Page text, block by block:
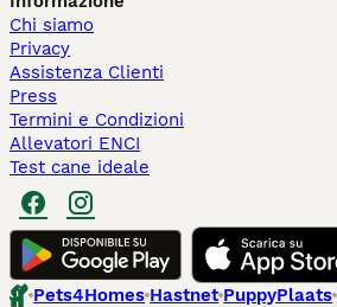
Chi siamo
Privacy
Assistenza Clienti
Press
Termini e Condizioni
Allevatori ENCI
Test cane ideale
Pets4Homes Hastnet PuppyPlaats